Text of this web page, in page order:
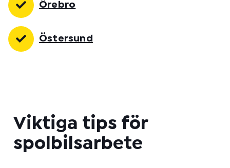
Örebro
Östersund
Viktiga tips för
spolbilsarbete